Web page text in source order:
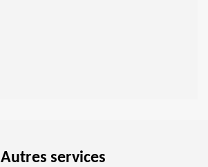
Autres services